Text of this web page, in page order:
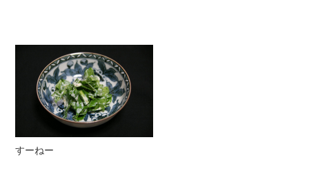
すーねー